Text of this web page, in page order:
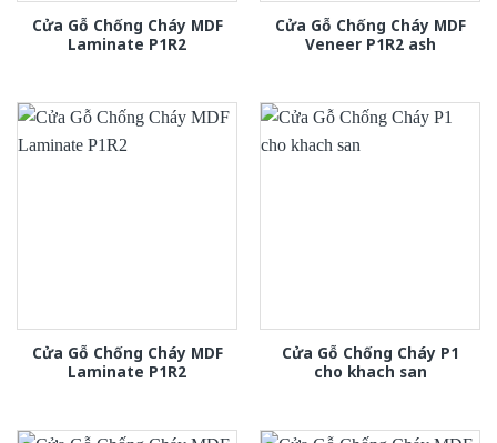
Cửa Gỗ Chống Cháy MDF
Laminate P1R2
Cửa Gỗ Chống Cháy MDF
Veneer P1R2 ash
Cửa Gỗ Chống Cháy MDF
Laminate P1R2
Cửa Gỗ Chống Cháy P1
cho khach san